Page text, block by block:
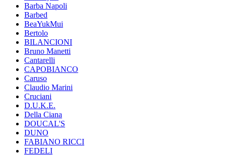
Barba Napoli
Barbed
BeaYukMui
Bertolo
BILANCIONI
Bruno Manetti
Cantarelli
CAPOBIANCO
Caruso
Claudio Marini
Cruciani
D.U.K.E.
Della Ciana
DOUCAL'S
DUNO
FABIANO RICCI
FEDELI